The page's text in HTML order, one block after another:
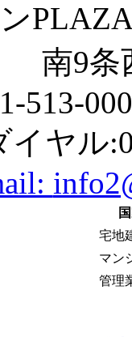
ン
南9条
513-
イヤル
宅地
マン
管理